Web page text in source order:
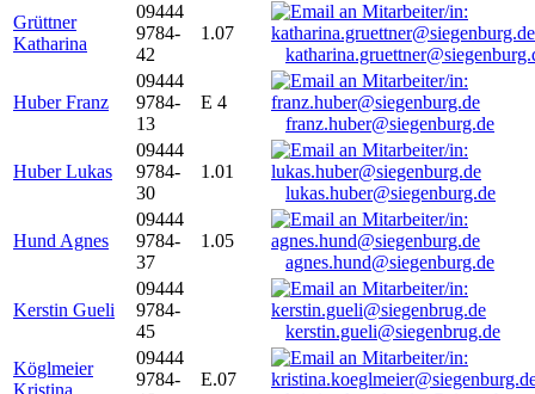
Grüttner
Katharina
09444
9784-
42
1.07
Huber Franz
09444
9784-
13
E 4
franz.huber@siegenburg.de
Huber Lukas
09444
9784-
30
1.01
lukas.huber@siegenburg.de
Hund Agnes
09444
9784-
37
1.05
agnes.hund@siegenburg.de
Kerstin Gueli
09444
9784-
45
kerstin.gueli@siegenbrug.de
Köglmeier
09444
9784-
E.07